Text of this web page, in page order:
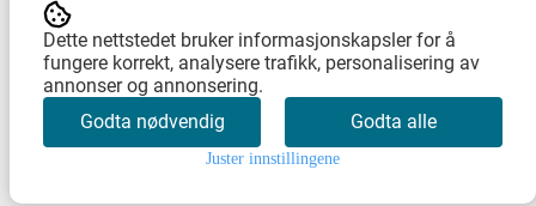
Dette nettstedet bruker informasjonskapsler for å
fungere korrekt, analysere trafikk, personalisering av
annonser og annonsering.
Godta nødvendig
Godta alle
Juster innstillingene